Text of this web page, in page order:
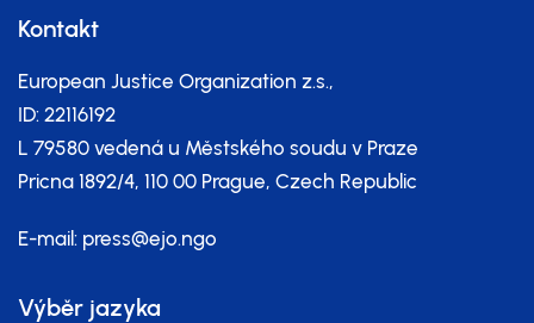
Kontakt
European Justice Organization z.s.,
ID: 22116192
L 79580 vedená u Městského soudu v Praze
Pricna 1892/4, 110 00 Prague, Czech Republic
E-mail: press@ejo.ngo
Výběr jazyka